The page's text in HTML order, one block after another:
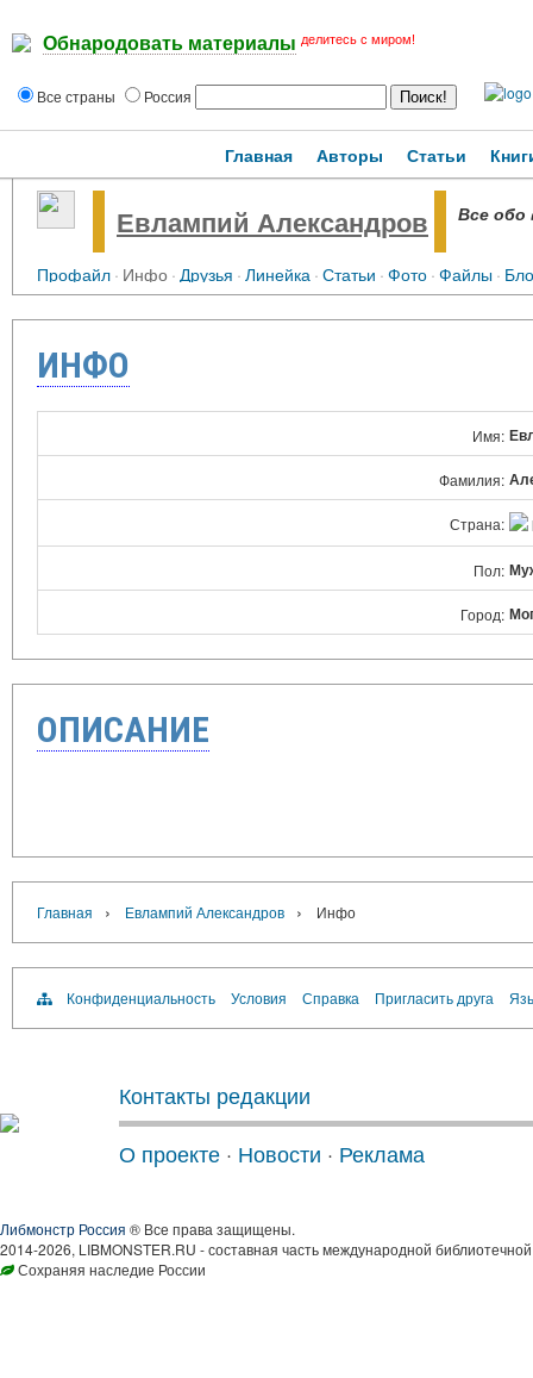
Обнародовать материалы делитесь с миром!
Все страны Россия
Главная Авторы Статьи
Евлампий Александров Все обо
Профайл· Инфо· Друзья ·Линейка ·Статьи ·Фото·Файлы·
ИНФО
Имя:
Фамилия:
Страна:
Пол:
Город:
ОПИСАНИЕ
Главная › Евлампий Александров › Инфо
Конфиденциальность Условия Справка Пригласить друга
Контакты редакции
О проекте · Новости · Реклама
Либмонстр Россия ® Все права защищены.
2014-2026, LIBMONSTER.RU - составная часть международной
Сохраняя наследие России